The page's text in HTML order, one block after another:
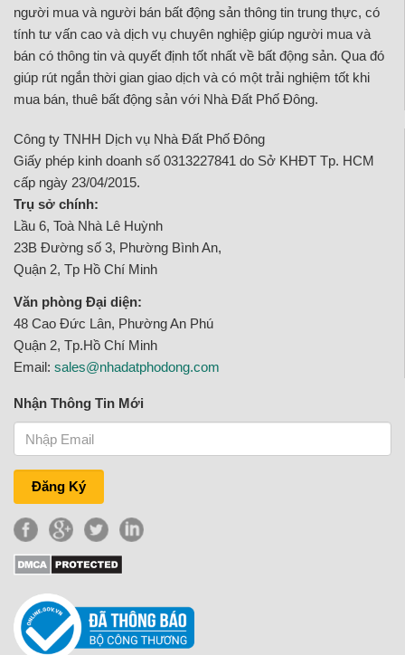
người mua và người bán bất động sản thông tin trung thực, có
tính tư vấn cao và dịch vụ chuyên nghiệp giúp người mua và
bán có thông tin và quyết định tốt nhất về bất động sản. Qua đó
giúp rút ngắn thời gian giao dịch và có một trải nghiệm tốt khi
mua bán, thuê bất động sản với Nhà Đất Phố Đông.
Công ty TNHH Dịch vụ Nhà Đất Phố Đông
Giấy phép kinh doanh số 0313227841 do Sở KHĐT Tp. HCM
cấp ngày 23/04/2015.
Trụ sở chính:
Lầu 6, Toà Nhà Lê Huỳnh
23B Đường số 3, Phường Bình An,
Quận 2, Tp Hồ Chí Minh
Văn phòng Đại diện:
48 Cao Đức Lân, Phường An Phú
Quận 2, Tp.Hồ Chí Minh
Email: sales@nhadatphodong.com
Nhận Thông Tin Mới
Đăng Ký